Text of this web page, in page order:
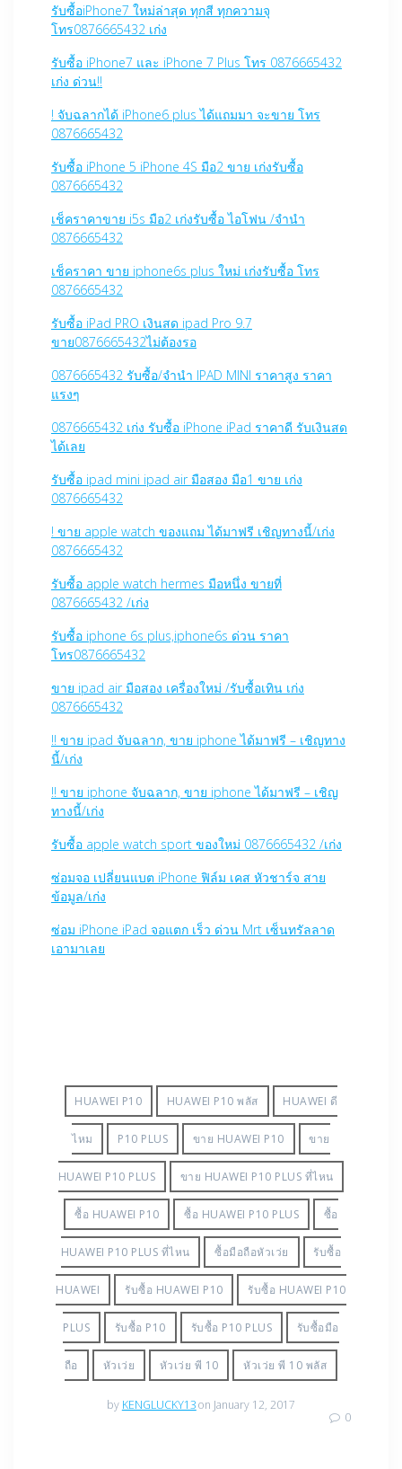
รับซื้อiPhone7 ใหม่ล่าสุด ทุกสี ทุกความจุ
โทร0876665432 เก่ง
รับซื้อ iPhone7 และ iPhone 7 Plus โทร 0876665432
เก่ง ด่วน!!
! จับฉลากได้ iPhone6 plus ได้แถมมา จะขาย โทร
0876665432
รับซื้อ iPhone 5 iPhone 4S มือ2 ขาย เก่งรับซื้อ
0876665432
เช็คราคาขาย i5s มือ2 เก่งรับซื้อ ไอโฟน /จำนำ
0876665432
เช็คราคา ขาย iphone6s plus ใหม่ เก่งรับซื้อ โทร
0876665432
รับซื้อ iPad PRO เงินสด ipad Pro 9.7
ขาย0876665432ไม่ต้องรอ
0876665432 รับซื้อ/จำนำ IPAD MINI ราคาสูง ราคา
แรงๆ
0876665432 เก่ง รับซื้อ iPhone iPad ราคาดี รับเงินสด
ได้เลย
รับซื้อ ipad mini ipad air มือสอง มือ1 ขาย เก่ง
0876665432
! ขาย apple watch ของแถม ได้มาฟรี เชิญทางนี้/เก่ง
0876665432
รับซื้อ apple watch hermes มือหนึ่ง ขายที่
0876665432 /เก่ง
รับซื้อ iphone 6s plus,iphone6s ด่วน ราคา
โทร0876665432
ขาย ipad air มือสอง เครื่องใหม่ /รับซื้อเทิน เก่ง
0876665432
!! ขาย ipad จับฉลาก, ขาย iphone ได้มาฟรี – เชิญทาง
นี้/เก่ง
!! ขาย iphone จับฉลาก, ขาย iphone ได้มาฟรี – เชิญ
ทางนี้/เก่ง
รับซื้อ apple watch sport ของใหม่ 0876665432 /เก่ง
ซ่อมจอ เปลี่ยนแบต iPhone ฟิล์ม เคส หัวชาร์จ สาย
ข้อมูล/เก่ง
ซ่อม iPhone iPad จอแตก เร็ว ด่วน Mrt เซ็นทรัลลาด
เอามาเลย
HUAWEI P10 HUAWEI P10 พลัส HUAWEI ดี
ไหม P10 PLUS ขาย HUAWEI P10 ขาย
HUAWEI P10 PLUS ขาย HUAWEI P10 PLUS ที่ไหน
ซื้อ HUAWEI P10 ซื้อ HUAWEI P10 PLUS ซื้อ
HUAWEI P10 PLUS ที่ไหน ซื้อมือถือหัวเว่ย รับซื้อ
HUAWEI รับซื้อ HUAWEI P10 รับซื้อ HUAWEI P10
PLUS รับซื้อ P10 รับซื้อ P10 PLUS รับซื้อมือ
ถือ หัวเว่ย หัวเว่ย พี 10 หัวเว่ย พี 10 พลัส
by KENGLUCKY13on January 12, 2017
0